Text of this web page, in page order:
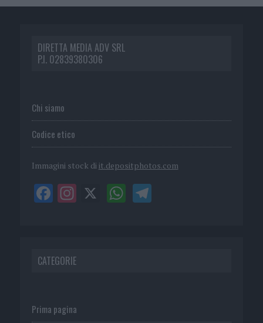
DIRETTA MEDIA ADV SRL
P.I. 02839380306
Chi siamo
Codice etico
Immagini stock di it.depositphotos.com
CATEGORIE
Prima pagina